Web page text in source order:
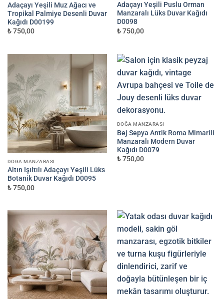
Adaçayı Yeşili Muz Ağacı ve
Tropikal Palmiye Desenli Duvar
Kağıdı D00199
₺ 750,00
Adaçayı Yeşili Puslu Orman
Manzaralı Lüks Duvar Kağıdı
D0098
₺ 750,00
DOĞA MANZARASI
Altın Işıltılı Adaçayı Yeşili Lüks
Botanik Duvar Kağıdı D0095
₺ 750,00
DOĞA MANZARASI
Bej Sepya Antik Roma Mimarili
Manzaralı Modern Duvar
Kağıdı D0079
₺ 750,00